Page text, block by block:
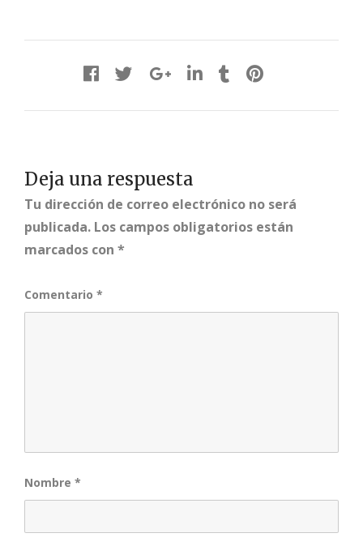
Deja una respuesta
Tu dirección de correo electrónico no será
publicada. Los campos obligatorios están
marcados con *
Comentario *
Nombre *